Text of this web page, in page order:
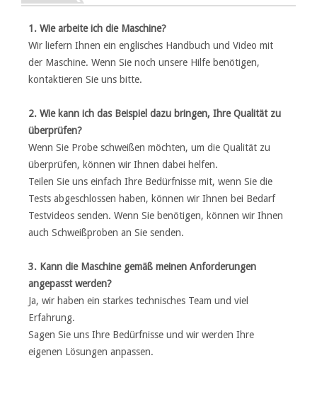
1. Wie arbeite ich die Maschine?
Wir liefern Ihnen ein englisches Handbuch und Video mit
der Maschine. Wenn Sie noch unsere Hilfe benötigen,
kontaktieren Sie uns bitte.
2. Wie kann ich das Beispiel dazu bringen, Ihre Qualität zu
überprüfen?
Wenn Sie Probe schweißen möchten, um die Qualität zu
überprüfen, können wir Ihnen dabei helfen.
Teilen Sie uns einfach Ihre Bedürfnisse mit, wenn Sie die
Tests abgeschlossen haben, können wir Ihnen bei Bedarf
Testvideos senden. Wenn Sie benötigen, können wir Ihnen
auch Schweißproben an Sie senden.
3. Kann die Maschine gemäß meinen Anforderungen
angepasst werden?
Ja, wir haben ein starkes technisches Team und viel
Erfahrung.
Sagen Sie uns Ihre Bedürfnisse und wir werden Ihre
eigenen Lösungen anpassen.